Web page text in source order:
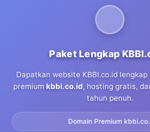
Paket Lengkap
Dapatkan website KBBI.co.id
premium kbbi.co.id, hosting gratis,
tahun penuh.
Domain Premium